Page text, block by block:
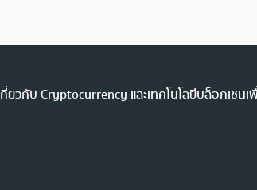
วกับ Cryptocurrency และเทคโนโลยีบล็อกเช